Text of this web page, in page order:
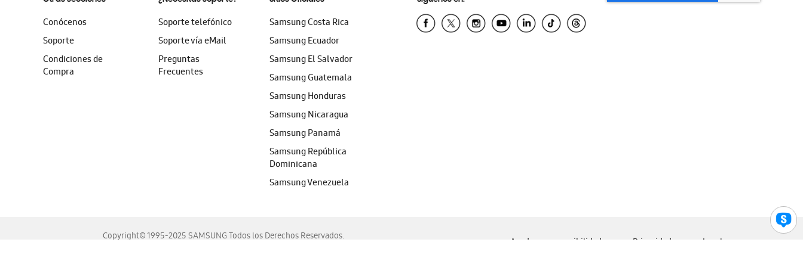
Conócenos
Soporte
Condiciones de
Compra
Soporte telefónico
Soporte vía eMail
Preguntas
Frecuentes
Samsung Costa Rica
Samsung Ecuador
Samsung El Salvador
Samsung Guatemala
Samsung Honduras
Samsung Nicaragua
Samsung Panamá
Samsung República
Dominicana
Samsung Venezuela
Copyright© 1995-2025 SAMSUNG Todos los Derechos Reservados.
Ayuda para accesibilidad Privacidad Legal